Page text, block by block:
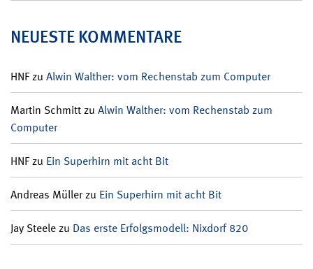
NEUESTE KOMMENTARE
HNFzu Alwin Walther: vom Rechenstab zum Computer
Martin Schmittzu Alwin Walther: vom Rechenstab zum
Computer
HNFzu Ein Superhirn mit acht Bit
Andreas Müllerzu Ein Superhirn mit acht Bit
Jay Steelezu Das erste Erfolgsmodell: Nixdorf 820